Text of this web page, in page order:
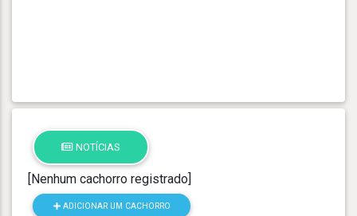
NOTÍCIAS
[Nenhum cachorro registrado]
ADICIONAR UM CACHORRO